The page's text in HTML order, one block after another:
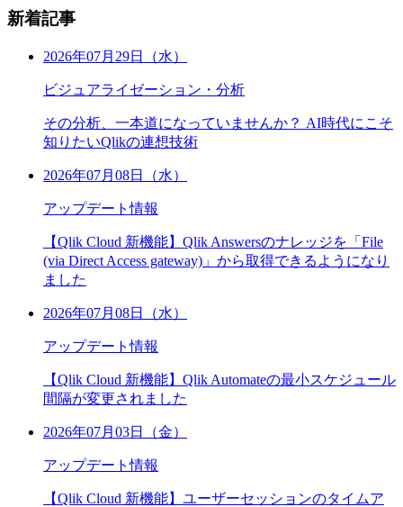
新着記事
2026年07月29日（水）
ビジュアライゼーション・分析
その分析、一本道になっていませんか？ AI時代にこそ
知りたいQlikの連想技術
2026年07月08日（水）
アップデート情報
【Qlik Cloud 新機能】Qlik Answersのナレッジを「File
(via Direct Access gateway)」から取得できるようになり
ました
2026年07月08日（水）
アップデート情報
【Qlik Cloud 新機能】Qlik Automateの最小スケジュール
間隔が変更されました
2026年07月03日（金）
アップデート情報
【Qlik Cloud 新機能】ユーザーセッションのタイムア